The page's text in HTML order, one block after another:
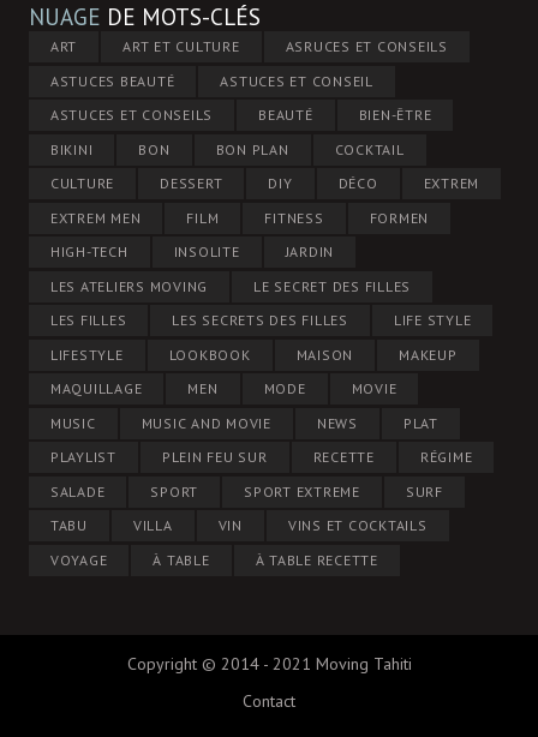
NUAGE DE MOTS-CLÉS
ART ART ET CULTURE
ASRUCES ET CONSEILS
ASTUCES BEAUTÉ
ASTUCES ET CONSEIL
ASTUCES ET CONSEILS
BEAUTÉ
BIEN-ÊTRE
BIKINI
BON BON PLAN
COCKTAIL
CULTURE
DESSERT DIY DÉCO
EXTREM
EXTREM MEN
FILM FITNESS
FORMEN
HIGH-TECH
INSOLITE
JARDIN
LES ATELIERS MOVING
LE SECRET DES FILLES
LES FILLES
LES SECRETS DES FILLES
LIFE STYLE
LIFESTYLE
LOOKBOOK MAISON
MAKEUP
MAQUILLAGE
MEN MODE
MOVIE
MUSIC
MUSIC AND MOVIE NEWS
PLAT
PLAYLIST
PLEIN FEU SUR RECETTE
RÉGIME
SALADE
SPORT SPORT EXTREME
SURF
TABU
VILLA VIN
VINS ET COCKTAILS
VOYAGE
À TABLE À TABLE RECETTE
Copyright © 2014 - 2021 Moving Tahiti
Contact